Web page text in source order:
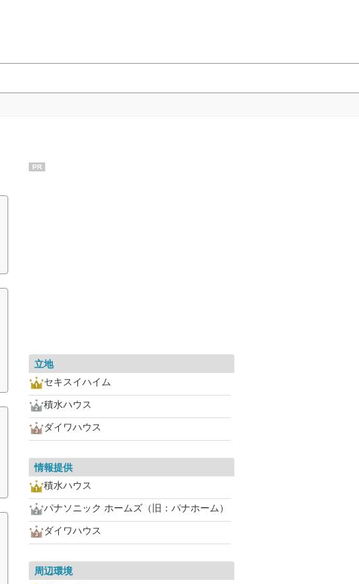
PR
立地
セキスイハイム
積水ハウス
ダイワハウス
情報提供
積水ハウス
パナソニック ホームズ（旧：パナホーム）
ダイワハウス
周辺環境